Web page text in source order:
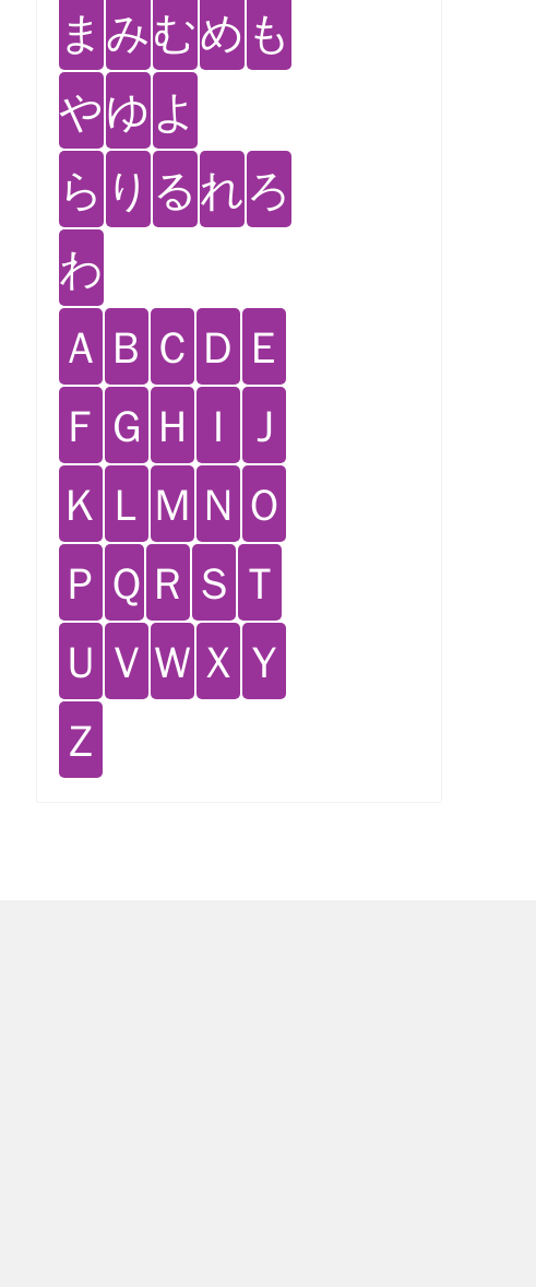
ま みむめ も
やゆ よ
ら り るれろ
わ
Ａ Ｂ Ｃ Ｄ Ｅ
Ｆ Ｇ Ｈ Ｉ Ｊ
Ｋ Ｌ Ｍ Ｎ Ｏ
Ｐ Ｑ Ｒ Ｓ Ｔ
Ｕ Ｖ Ｗ Ｘ Ｙ
Ｚ